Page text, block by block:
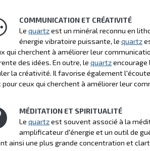
COMMUNICATION ET CRÉATIVITÉ
Le quartzest un minéral reconnu en
énergie vibratoire puissante, le quartz
qui cherchent à améliorer leur
des idées. En outre, le quartz
la créativité. Il favorise également
pour ceux qui cherchent à améliorer leur
MÉDITATION ET SPIRITUALITÉ
Le quartzest souvent associé à la
amplificateur d'énergie et un outil de
ainsi une plus grande concentration et